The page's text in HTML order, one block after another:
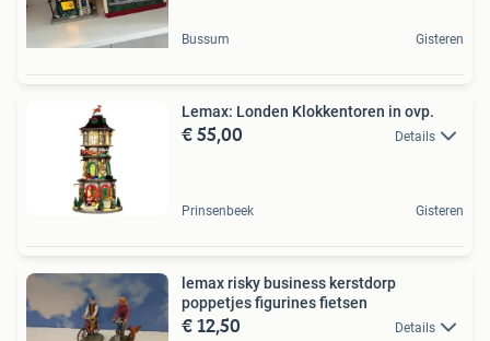
Bussum Gisteren
Lemax: Londen Klokkentoren in ovp.
€ 55,00 Details
Prinsenbeek Gisteren
lemax risky business kerstdorp
poppetjes figurines fietsen
€ 12,50 Details